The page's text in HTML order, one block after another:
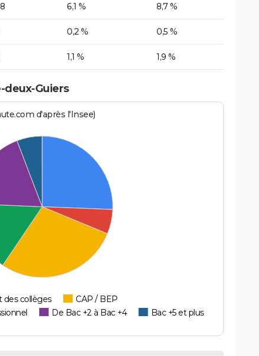
6,1 % 8,7 %
0,2 % 0,5 %
1,1 % 1,9 %
deux-Guiers
d'après l'Insee)
des collèges
CAP / BEP
De Bac +2 à Bac +4 Bac +5 et plus